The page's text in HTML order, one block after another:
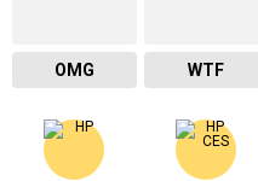
OMG WTF